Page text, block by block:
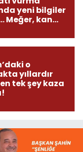
yeni bilgiler
Meğer, kan
o
yıllardır
tek şey kaza